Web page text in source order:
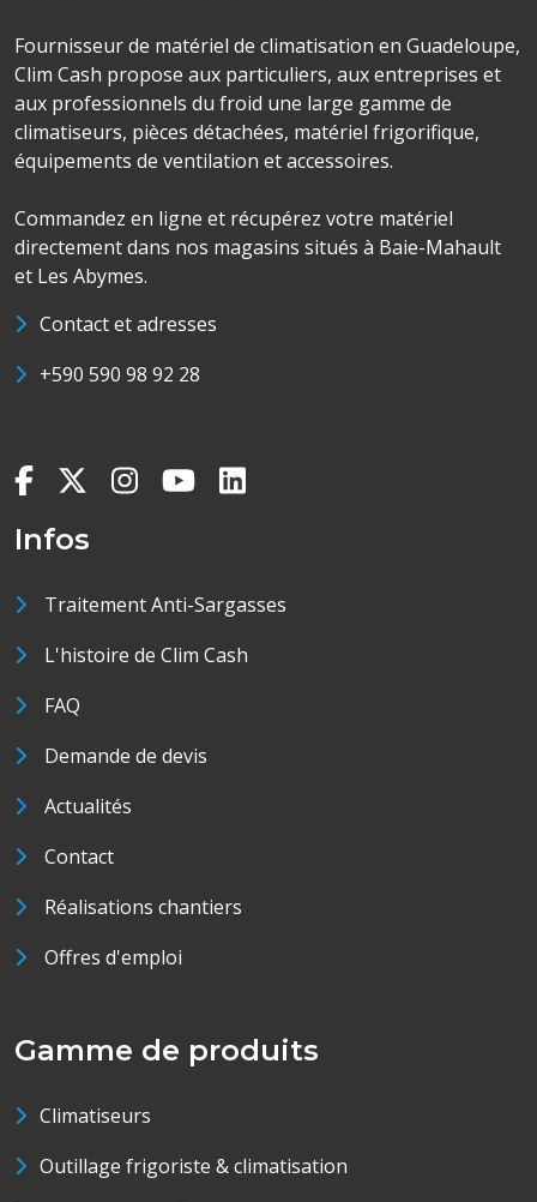
Fournisseur de matériel de climatisation en Guadeloupe,
Clim Cash propose aux particuliers, aux entreprises et
aux professionnels du froid une large gamme de
climatiseurs, pièces détachées, matériel frigorifique,
équipements de ventilation et accessoires.
Commandez en ligne et récupérez votre matériel
directement dans nos magasins situés à Baie-Mahault
et Les Abymes.
Contact et adresses
+590 590 98 92 28
Infos
Traitement Anti-Sargasses
L'histoire de Clim Cash
FAQ
Demande de devis
Actualités
Contact
Réalisations chantiers
Offres d'emploi
Gamme de produits
Climatiseurs
Outillage frigoriste & climatisation